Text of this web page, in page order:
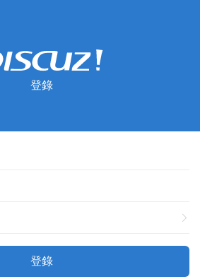
登錄
登錄